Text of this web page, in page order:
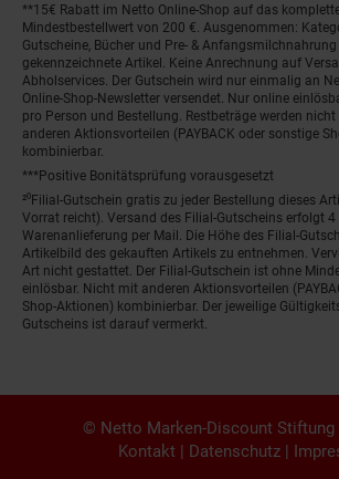
**15€ Rabatt im Netto Online-Shop auf das
Mindestbestellwert von 200 €. Ausgenommen:
Gutscheine, Bücher und Pre- &
gekennzeichnete Artikel. Keine Anrechnung auf
Abholservices. Der Gutschein wird nur einmalig an
Online-Shop-Newsletter versendet. Nur online
pro Person und Bestellung. Restbeträge werden
anderen Aktionsvorteilen (PAYBACK oder sonstige
kombinierbar.
***Positive Bonitätsprüfung vorausgesetzt
²⁰Filial-Gutschein gratis zu jeder Bestellung dieses
Vorrat reicht). Versand des Filial-Gutscheins erfolgt 4
Warenanlieferung per Mail. Die Höhe des Filial-
Artikelbild des gekauften Artikels zu entnehmen.
Art nicht gestattet. Der Filial-Gutschein ist ohne
einlösbar. Nicht mit anderen Aktionsvorteilen
Shop-Aktionen) kombinierbar. Der jeweilige
Gutscheins ist darauf vermerkt.
© Netto Marken-Discount Stiftung
Kontakt | Datenschutz |